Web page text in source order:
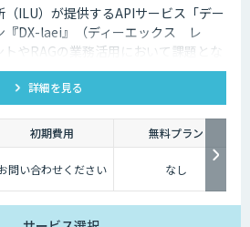
ILU）が提供するAPIサービス「デー
『DX-laei』（ディーエックス レ
トやRAGの業務活用において課題とな
利用者にプロンプト知識が求められ
題に対し、日本語に特化した自然言語
す。 「DX-laei」は、ドキュメント
ーザーの質問意図を意味的に再構成
換する機能を備えています。これに
する“入力精度”と“検索対象の整
エージェントの回答品質を向上させ
詳細を見る
初期費用
無料プラン
問い合わせください なし